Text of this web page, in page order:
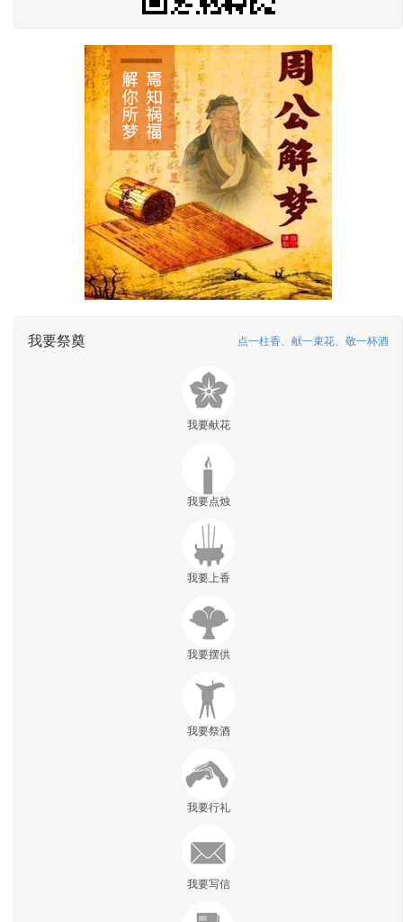
我要祭奠 点一柱香、献一束花、敬一杯酒
我要献花
我要点烛
我要上香
我要摆供
我要祭酒
我要行礼
我要写信